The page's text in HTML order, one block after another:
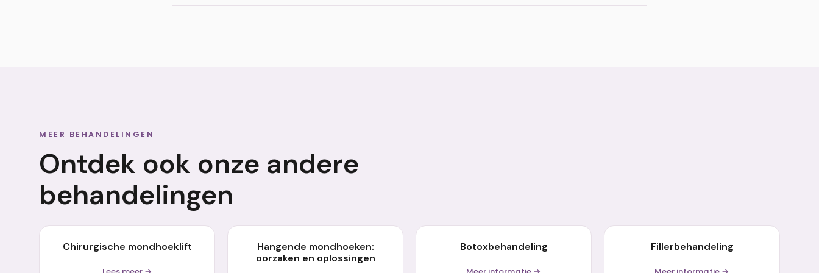
MEER BEHANDELINGEN
Ontdek ook onze andere
behandelingen
Chirurgische mondhoeklift
Hangende mondhoeken:
oorzaken en oplossingen
Botoxbehandeling Fillerbehandeling